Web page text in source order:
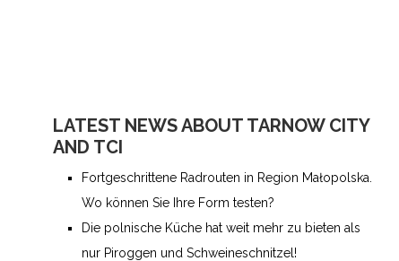
LATEST NEWS ABOUT TARNOW CITY
AND TCI
Fortgeschrittene Radrouten in Region Małopolska.
Wo können Sie Ihre Form testen?
Die polnische Küche hat weit mehr zu bieten als
nur Piroggen und Schweineschnitzel!